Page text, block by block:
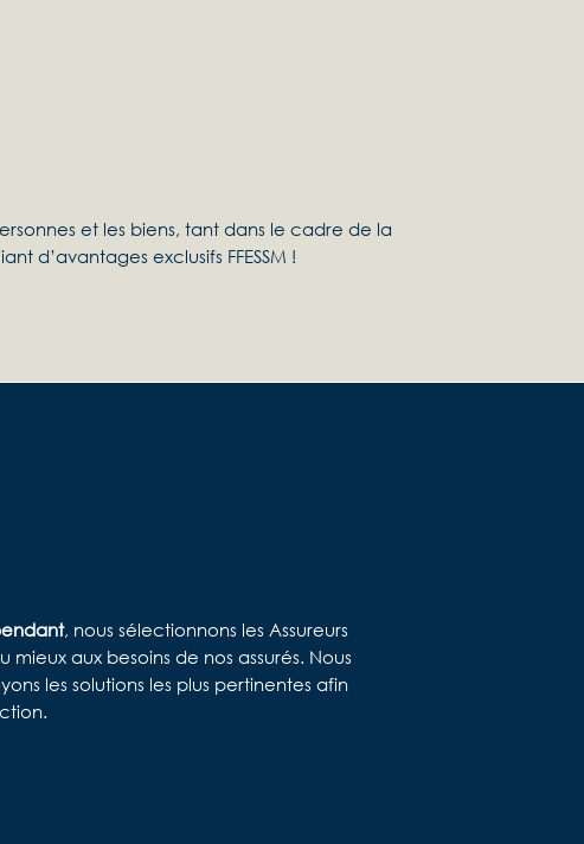
et les biens, tant dans le cadre de la
d’avantages exclusifs FFESSM !
, nous sélectionnons les Assureurs
aux besoins de nos assurés. Nous
les solutions les plus pertinentes afin